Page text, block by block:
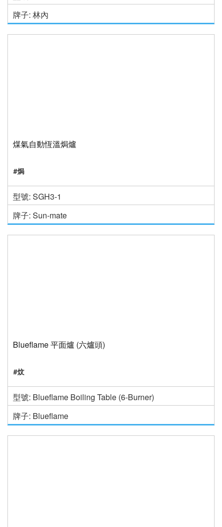
牌子: 林內
煤氣自動恆溫焗爐
#焗
型號: SGH3-1
牌子: Sun-mate
Blueflame 平面爐 (六爐頭)
#炆
型號: Blueflame Boiling Table (6-Burner)
牌子: Blueflame